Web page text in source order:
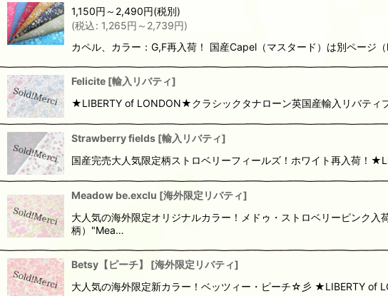
1,150円 ～2,490円(税別)
(税込: 1,265円 ～2,739円)
カペル、カラー：G,F再入荷！ 国産Capel（マスタード）は別ペー
Felicite [輸入リバティ]
★LIBERTY of LONDON★クラシックタナローン英国産輸入リバティ
Strawberry fields [輸入リバティ]
国産完売大人気限定柄ストロベリーフィールズ！ホワイト再入荷
Meadow be.exclu [海外限定リバティ]
大人気の海外限定オリジナルカラー！メドゥ・ストロベリーピンク
柄）"Mea…
Betsy【ピーチ】 [海外限定リバティ]
大人気の海外限定新カラー！ベッツィー・ピーチ☆彡 ★LIBERTY of